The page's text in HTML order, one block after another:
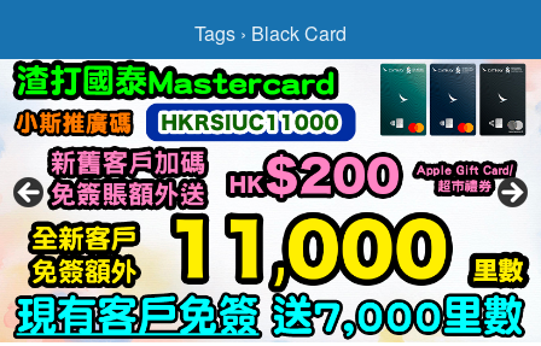
Tags › Black Card